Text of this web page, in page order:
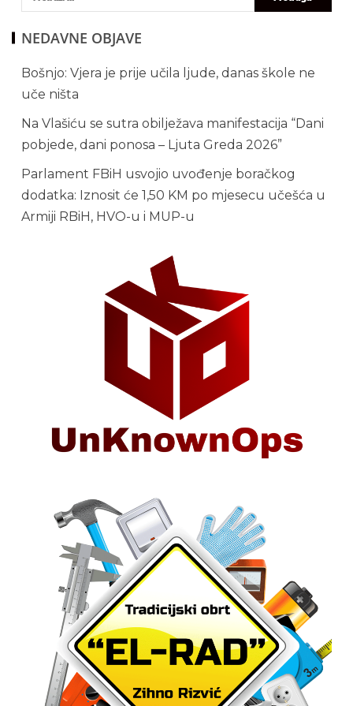
NEDAVNE OBJAVE
Bošnjo: Vjera je prije učila ljude, danas škole ne
uče ništa
Na Vlašiću se sutra obilježava manifestacija “Dani
pobjede, dani ponosa – Ljuta Greda 2026”
Parlament FBiH usvojio uvođenje boračkog
dodatka: Iznosit će 1,50 KM po mjesecu učešća u
Armiji RBiH, HVO-u i MUP-u